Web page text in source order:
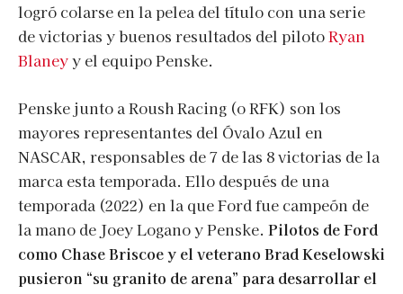
logró colarse en la pelea del título con una serie
de victorias y buenos resultados del pilotoRyan
Blaneyy el equipo Penske.
Penske junto a Roush Racing (o RFK) son los
mayores representantes del Óvalo Azul en
NASCAR, responsables de 7 de las 8 victorias de la
marca esta temporada. Ello después de una
temporada (2022) en la que Ford fue campeón de
la mano de Joey Logano y Penske. Pilotos de Ford
como Chase Briscoe y el veterano Brad Keselowski
pusieron “su granito de arena” para desarrollar el